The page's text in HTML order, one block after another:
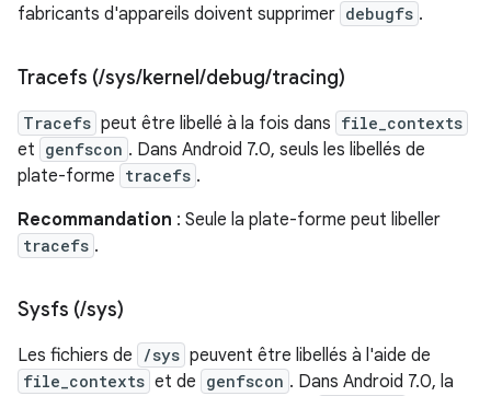
fabricants d'appareils doivent supprimer debugfs .
Tracefs (/sys/kernel /debug/tracing)
Tracefs peut être libellé à la fois dans file_contexts
et genfscon . Dans Android 7.0, seuls les libellés de
plate-forme tracefs .
Recommandation : Seule la plate-forme peut libeller
tracefs .
Sysfs (/sys)
Les fichiers de /sys peuvent être libellés à l'aide de
file_contexts et de genfscon . Dans Android 7.0, la